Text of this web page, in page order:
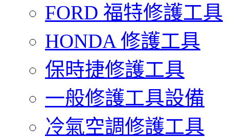
FORD 福特修護工具
HONDA 修護工具
保時捷修護工具
一般修護工具設備
冷氣空調修護工具